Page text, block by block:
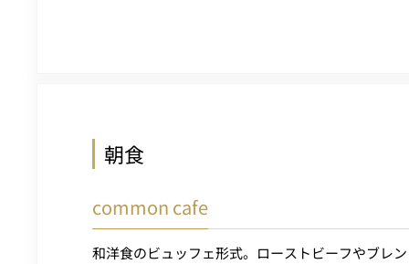
朝食
common cafe
和洋食のビュッフェ形式。ローストビーフやブレ